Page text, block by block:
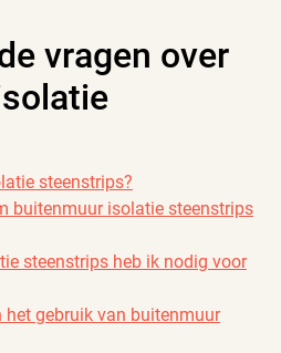
vragen over
steenstrips?
buitenmuur isolatie steenstrips
steenstrips heb ik nodig voor
gebruik van buitenmuur